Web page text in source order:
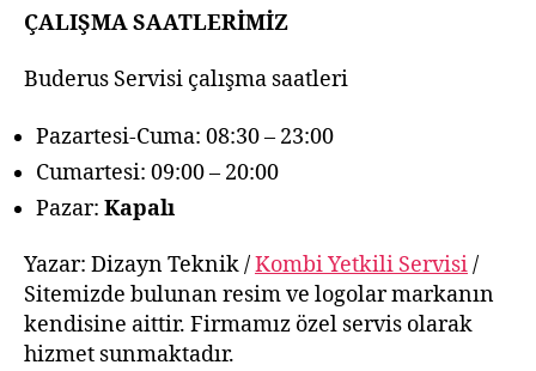
ÇALIŞMA SAATLERİMİZ
Buderus Servisi çalışma saatleri
Pazartesi-Cuma: 08:30 – 23:00
Cumartesi: 09:00 – 20:00
Pazar: Kapalı
Yazar: Dizayn Teknik /Kombi Yetkili Servisi/
Sitemizde bulunan resim ve logolar markanın
kendisine aittir. Firmamız özel servis olarak
hizmet sunmaktadır.